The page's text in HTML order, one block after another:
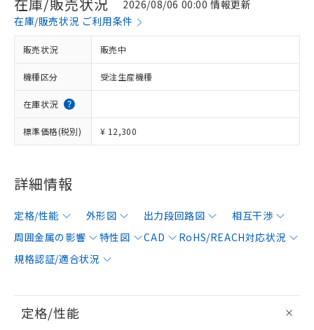
2026/08/06 00:00 情報更新
在庫/販売状況 ご利用条件
販売状況 販売中
機種区分 受注生産機種
在庫状況
標準価格(税別) ¥ 12,300
詳細情報
定格/性能 外形図 出力段回路図
相互干渉
周囲金属の影響
特性図 CAD
RoHS/REACH対応状況
規格認証/適合状況
定格/性能